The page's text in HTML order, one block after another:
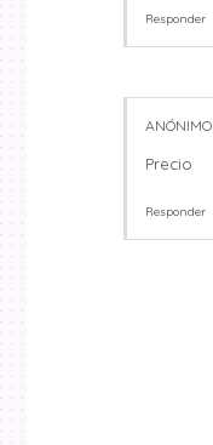
Responder
ANÓNIMO
Precio
Responder